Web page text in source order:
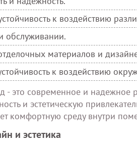
к воздействию
обслуживании.
материалов и
к воздействию
- это современное и надежное
и эстетическую
комфортную среду внутри
и эстетика